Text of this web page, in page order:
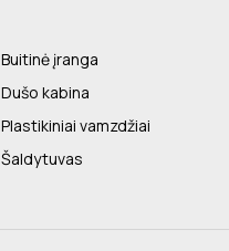
Buitinė įranga
Dušo kabina
Plastikiniai vamzdžiai
Šaldytuvas